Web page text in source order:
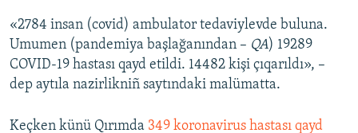
«2784 insan (covid) ambulator tedaviylevde buluna.
Umumen (pandemiya başlağanından – QA) 19289
COVID-19 hastası qayd etildi. 14482 kişi çıqarıldı», –
dep aytıla nazirlikniñ saytındaki malümatta.
Keçken künü Qırımda 349 koronavirus hastası qayd